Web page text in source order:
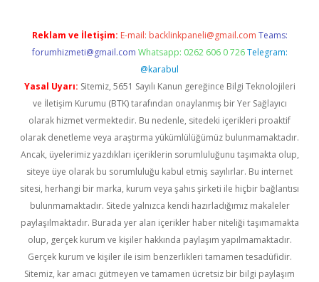
Reklam ve İletişim: E-mail: backlinkpaneli@gmail.com Teams:
forumhizmeti@gmail.com Whatsapp: 0262 606 0 726 Telegram:
@karabul
Yasal Uyarı: Sitemiz, 5651 Sayılı Kanun gereğince Bilgi Teknolojileri
ve İletişim Kurumu (BTK) tarafından onaylanmış bir Yer Sağlayıcı
olarak hizmet vermektedir. Bu nedenle, sitedeki içerikleri proaktif
olarak denetleme veya araştırma yükümlülüğümüz bulunmamaktadır.
Ancak, üyelerimiz yazdıkları içeriklerin sorumluluğunu taşımakta olup,
siteye üye olarak bu sorumluluğu kabul etmiş sayılırlar. Bu internet
sitesi, herhangi bir marka, kurum veya şahıs şirketi ile hiçbir bağlantısı
bulunmamaktadır. Sitede yalnızca kendi hazırladığımız makaleler
paylaşılmaktadır. Burada yer alan içerikler haber niteliği taşımamakta
olup, gerçek kurum ve kişiler hakkında paylaşım yapılmamaktadır.
Gerçek kurum ve kişiler ile isim benzerlikleri tamamen tesadüfidir.
Sitemiz, kar amacı gütmeyen ve tamamen ücretsiz bir bilgi paylaşım